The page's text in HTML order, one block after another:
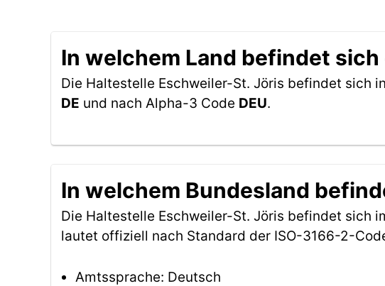
In welchem Land befindet
Die Haltestelle Eschweiler-St. Jöris befindet sich in
DE und nach Alpha-3 Code DEU.
In welchem Bundesland
Die Haltestelle Eschweiler-St. Jöris befindet sich
lautet offiziell nach Standard der ISO-3166-2-
Amtssprache: Deutsch